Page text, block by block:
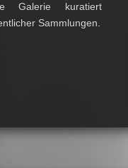
Galerie kuratiert
Sammlungen.